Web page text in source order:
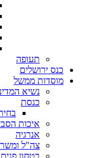
תעופה
כנס ירושלים
מוסדות ממשל
נשיא
כנסת
איכות
אנרגיה
צה"ל
בטחון